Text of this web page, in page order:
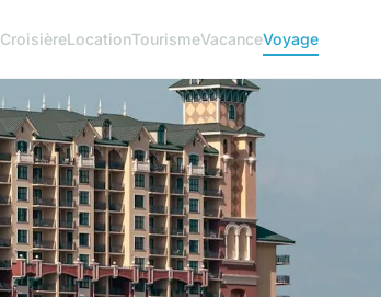
CroisièreLocationTourismeVacanceVoyage